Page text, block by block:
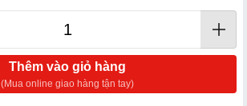
Thêm vào giỏ hàng
(Mua online giao hàng tận tay)